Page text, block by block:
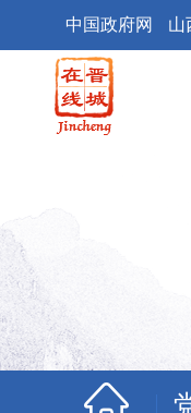
中国政府网 山